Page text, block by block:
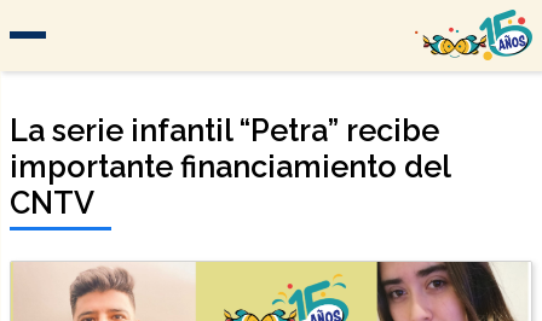
La serie infantil “Petra” recibe
importante financiamiento del
CNTV